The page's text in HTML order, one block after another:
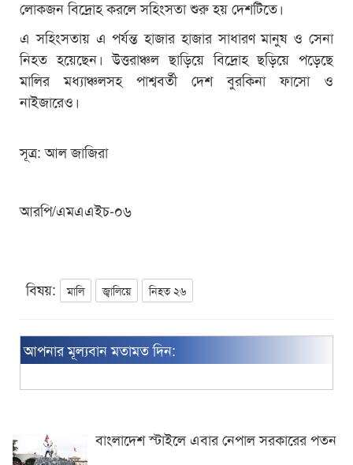
লোকজন বিদ্রোহ করলে সহিংসতা শুরু হয় দেশটিতে।
এ সহিংসতায় এ পর্যন্ত হাজার হাজার সাধারণ মানুষ ও সেনা
নিহত হয়েছেন। উত্তরাঞ্চল ছাড়িয়ে বিদ্রোহ ছড়িয়ে পড়েছে
মালির মধ্যাঞ্চলসহ পাশ্ববর্তী দেশ বুরকিনা ফাসো ও
নাইজারেও।
সূত্র: আল জাজিরা
আরপি/এমএএইচ-০৬
বিষয়: মালি জ্বালিয়ে নিহত ২৬
আপনার মূল্যবান মতামত দিন:
বাংলাদেশ স্টাইলে এবার নেপাল সরকারের পতন